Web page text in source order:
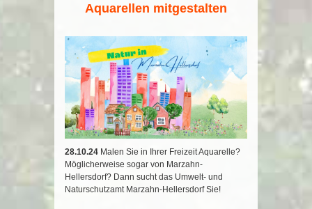
Aquarellen mitgestalten
28.10.24 Malen Sie in Ihrer Freizeit Aquarelle?
Möglicherweise sogar von Marzahn-
Hellersdorf? Dann sucht das Umwelt- und
Naturschutzamt Marzahn-Hellersdorf Sie!